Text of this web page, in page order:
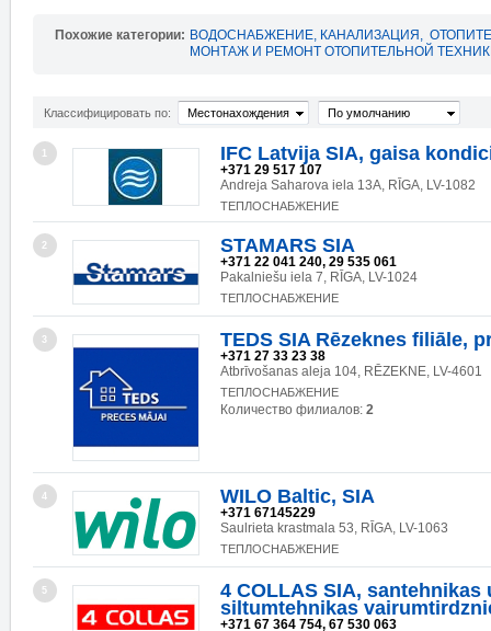
Похожие категории: ВОДОСНАБЖЕНИЕ, КАНАЛИЗАЦИЯ ,
МОНТАЖ И РЕМОНТ ОТОПИТЕЛЬНОЙ
Классифицировать по: Местонахождения По умолчанию
1 IFC Latvija SIA, gaisa
+371 29 517 107
Andreja Saharova iela 13A, RĪGA, LV-1082
ТЕПЛОСНАБЖЕНИЕ
2 STAMARS SIA
+371 22 041 240, 29 535 061
Pakalniešu iela 7, RĪGA, LV-1024
ТЕПЛОСНАБЖЕНИЕ
3 TEDS SIA Rēzeknes filiāle,
+371 27 33 23 38
Atbrīvošanas aleja 104, RĒZEKNE, LV-4601
ТЕПЛОСНАБЖЕНИЕ
Количество филиалов: 2
4 WILO Baltic, SIA
+371 67145229
Saulrieta krastmala 53, RĪGA, LV-1063
ТЕПЛОСНАБЖЕНИЕ
5
4 COLLAS SIA, santehnikas
siltumtehnikas
+371 67 364 754, 67 530 063